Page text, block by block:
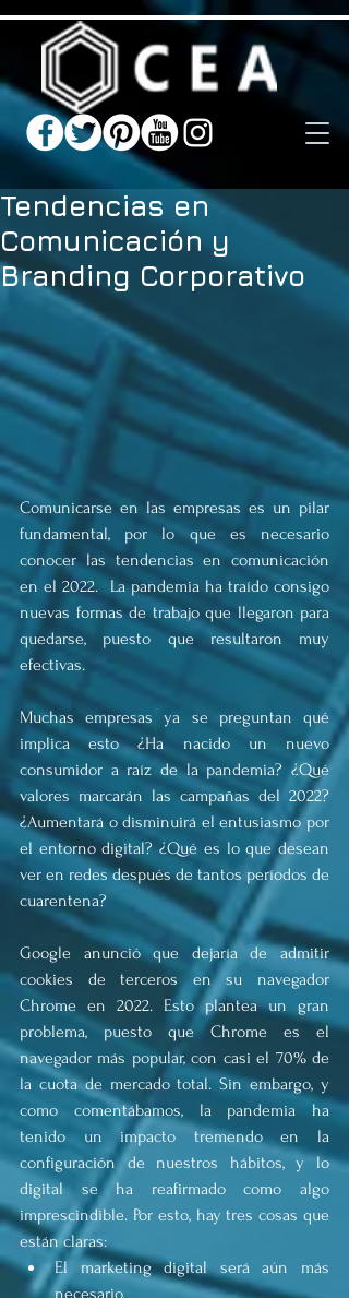
Tendencias en
Comunicación y
Branding Corporativo
Comunicarse en las empresas es un pilar
fundamental, por lo que es necesario
conocer las tendencias en comunicación
en el 2022.  La pandemia ha traído consigo
nuevas formas de trabajo que llegaron para
quedarse, puesto que resultaron muy
efectivas.
Muchas empresas ya se preguntan qué
implica esto ¿Ha nacido un nuevo
consumidor a raíz de la pandemia? ¿Qué
valores marcarán las campañas del 2022?
¿Aumentará o disminuirá el entusiasmo por
el entorno digital? ¿Qué es lo que desean
ver en redes después de tantos períodos de
cuarentena?
Google anunció que dejaría de admitir
cookies de terceros en su navegador
Chrome en 2022. Esto plantea un gran
problema, puesto que Chrome es el
navegador más popular, con casi el 70% de
la cuota de mercado total. Sin embargo, y
como comentábamos, la pandemia ha
tenido un impacto tremendo en la
configuración de nuestros hábitos, y lo
digital se ha reafirmado como algo
imprescindible. Por esto, hay tres cosas que
están claras:
El marketing digital será aún más
necesario.